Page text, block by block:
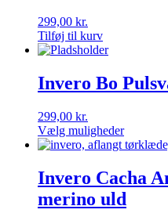
299,00 kr.
Tilføj til kurv
Invero Bo
299,00 kr.
Vælg mulighederDette
vare
flere
varianter.
Invero Cacha
merino uld